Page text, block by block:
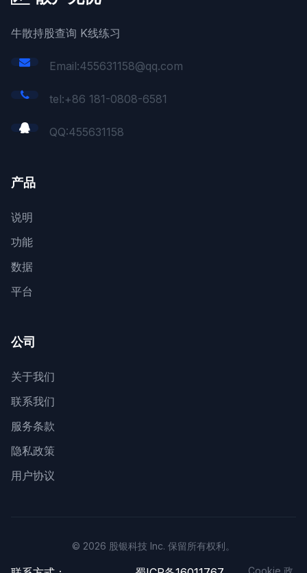
牛散持股查询 K线练习
Email:455631158@qq.com
tel:+86 181-0808-6581
QQ:455631158
产品
说明
功能
数据
平台
公司
关于我们
联系我们
服务条款
隐私政策
用户协议
© 2026 股银科技 Inc. 保留所有权利。
Cookie 政